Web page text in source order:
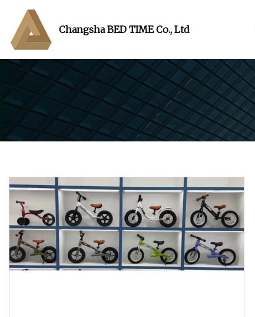
Changsha BED TIME Co., Ltd